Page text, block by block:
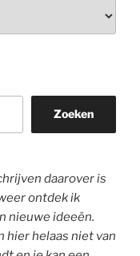
Zoeken
daarover is
ontdek ik
nieuwe ideeën.
hier helaas niet van